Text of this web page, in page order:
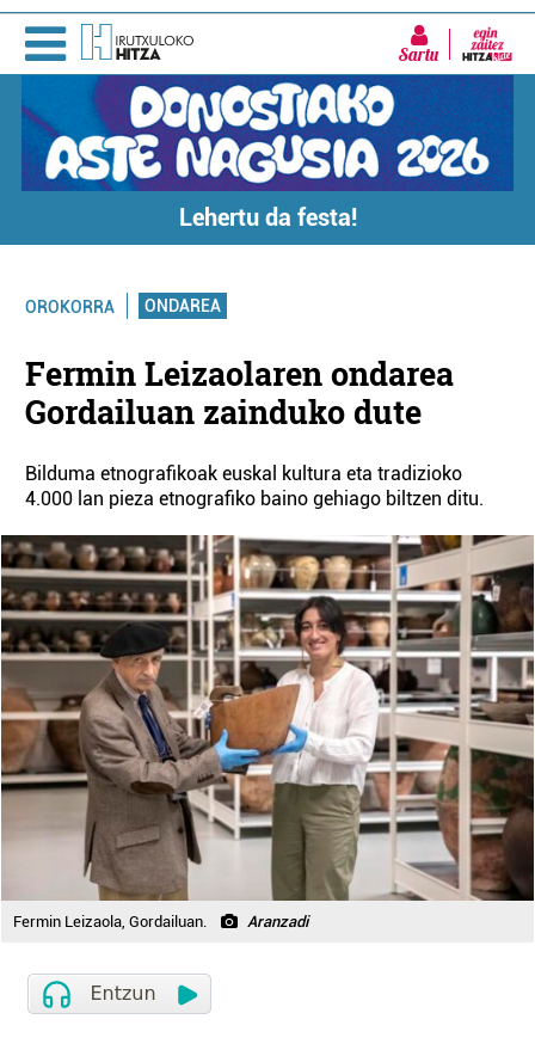
Sartu
Lehertu da festa!
OROKORRA ONDAREA
Fermin Leizaolaren ondarea
Gordailuan zainduko dute
Bilduma etnografikoak euskal kultura eta tradizioko
4.000 lan pieza etnografiko baino gehiago biltzen ditu.
Fermin Leizaola, Gordailuan. Aranzadi